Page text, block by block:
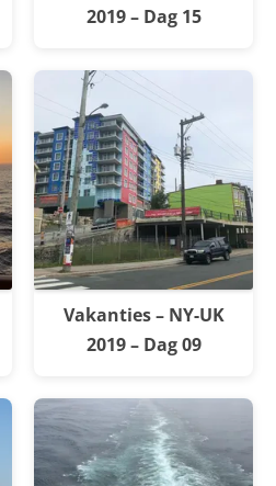
2019 – Dag 15
Vakanties – NY-UK
2019 – Dag 09